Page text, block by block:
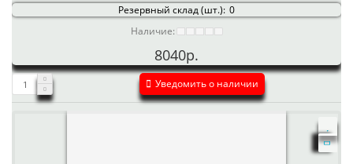
Резервный склад (шт.): 0
Наличие:
8040р.
Уведомить о наличии